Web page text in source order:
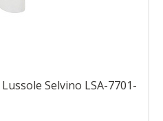
Selvino LSA-7701-